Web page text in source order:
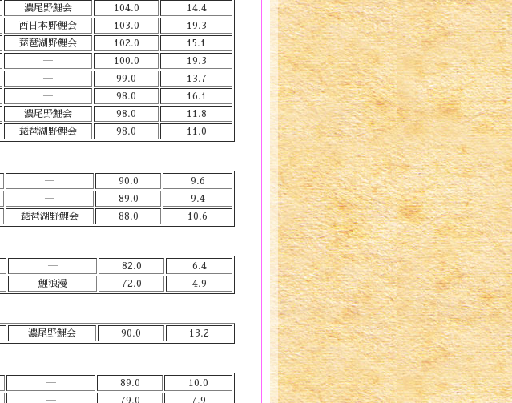
濃尾野鯉会 104.0
14.4
西日本野鯉会 103.0
19.3
琵琶湖野鯉会 102.0
15.1
― 100.0
19.3
― 99.0
13.7
― 98.0
16.1
濃尾野鯉会 98.0
11.8
琵琶湖野鯉会 98.0 11.0
― 90.0
9.6
― 89.0
9.4
琵琶湖野鯉会 88.0 10.6
― 82.0
6.4
鯉浪漫 72.0 4.9
濃尾野鯉会 90.0 13.2
― 89.0
10.0
― 79.0 7.9